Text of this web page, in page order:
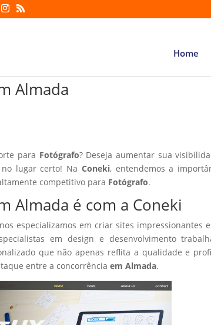
Home
Almada
para Fotógrafo? Deseja aumentar sua
lugar certo! Na Coneki, entendemos a
competitivo para Fotógrafo.
Almada é com a Coneki
especializamos em criar sites impressionantes
em design e desenvolvimento
que não apenas reflita a qualidade e
entre a concorrênciaem Almada.